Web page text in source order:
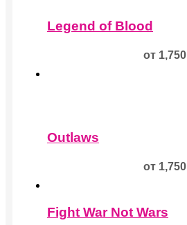
товар
имеет
товара.
Legend of Blood
от 1,750
товар
выбрать
Outlaws
от 1,750
Fight War Not Wars